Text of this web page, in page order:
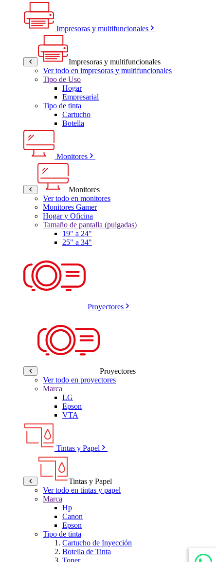
Impresoras y multifuncionales
Impresoras y multifuncionales
Ver todo en impresoras y multifuncionales
Tipo de Uso
Hogar
Empresarial
Tipo de tinta
Cartucho
Botella
Monitores
Monitores
Ver todo en monitores
Monitores Gamer
Hogar y Oficina
Tamaño de pantalla (pulgadas)
19" a 24"
25" a 34"
Proyectores
Proyectores
Ver todo en proyectores
Marca
LG
Epson
VTA
Tintas y Papel
Tintas y Papel
Ver todo en tintas y papel
Marca
Hp
Canon
Epson
Tipo de tinta
Cartucho de Inyección
Botella de Tinta
Toner